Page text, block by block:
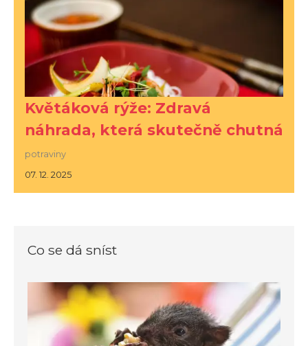
Květáková rýže: Zdravá
náhrada, která skutečně chutná
potraviny
07. 12. 2025
Co se dá sníst